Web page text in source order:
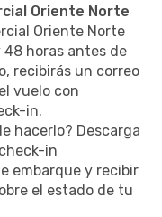
Oriente Norte
Oriente Norte
horas antes de
recibirás un correo
vuelo con
in.
hacerlo? Descarga
in
embarque y recibir
el estado de tu